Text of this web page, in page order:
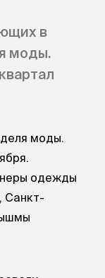
в
моды.
моды.
одежды
Санкт-